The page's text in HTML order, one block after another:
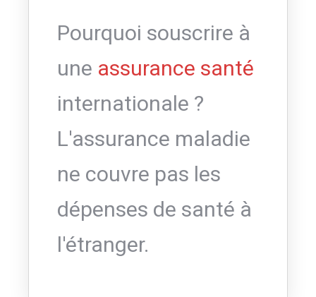
Pourquoi souscrire à
une assurance santé
internationale ?
L'assurance maladie
ne couvre pas les
dépenses de santé à
l'étranger.